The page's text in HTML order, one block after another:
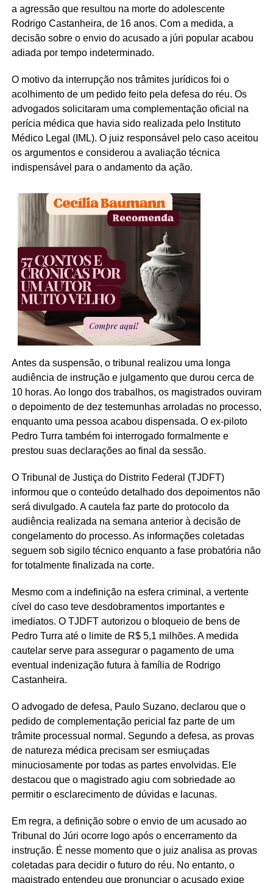
a agressão que resultou na morte do adolescente
Rodrigo Castanheira, de 16 anos. Com a medida, a
decisão sobre o envio do acusado a júri popular acabou
adiada por tempo indeterminado.
O motivo da interrupção nos trâmites jurídicos foi o
acolhimento de um pedido feito pela defesa do réu. Os
advogados solicitaram uma complementação oficial na
perícia médica que havia sido realizada pelo Instituto
Médico Legal (IML). O juiz responsável pelo caso aceitou
os argumentos e considerou a avaliação técnica
indispensável para o andamento da ação.
Antes da suspensão, o tribunal realizou uma longa
audiência de instrução e julgamento que durou cerca de
10 horas. Ao longo dos trabalhos, os magistrados ouviram
o depoimento de dez testemunhas arroladas no processo,
enquanto uma pessoa acabou dispensada. O ex-piloto
Pedro Turra também foi interrogado formalmente e
prestou suas declarações ao final da sessão.
O Tribunal de Justiça do Distrito Federal (TJDFT)
informou que o conteúdo detalhado dos depoimentos não
será divulgado. A cautela faz parte do protocolo da
audiência realizada na semana anterior à decisão de
congelamento do processo. As informações coletadas
seguem sob sigilo técnico enquanto a fase probatória não
for totalmente finalizada na corte.
Mesmo com a indefinição na esfera criminal, a vertente
cível do caso teve desdobramentos importantes e
imediatos. O TJDFT autorizou o bloqueio de bens de
Pedro Turra até o limite de R$ 5,1 milhões. A medida
cautelar serve para assegurar o pagamento de uma
eventual indenização futura à família de Rodrigo
Castanheira.
O advogado de defesa, Paulo Suzano, declarou que o
pedido de complementação pericial faz parte de um
trâmite processual normal. Segundo a defesa, as provas
de natureza médica precisam ser esmiuçadas
minuciosamente por todas as partes envolvidas. Ele
destacou que o magistrado agiu com sobriedade ao
permitir o esclarecimento de dúvidas e lacunas.
Em regra, a definição sobre o envio de um acusado ao
Tribunal do Júri ocorre logo após o encerramento da
instrução. É nesse momento que o juiz analisa as provas
coletadas para decidir o futuro do réu. No entanto, o
magistrado entendeu que pronunciar o acusado exige